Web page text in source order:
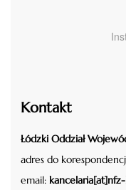
Kontakt
Łódzki Oddział
adres do
email: